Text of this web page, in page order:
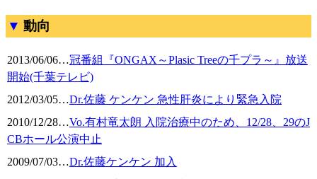
動向
2013/06/06…冠番組『ONGAX～Plasic Treeの千プラ～』放送
開始(千葉テレビ)
2012/03/05…Dr.佐藤 ケンケン 急性肝炎により緊急入院
2010/12/28…Vo.有村竜太朗 入院治療中のため、12/28、29のJ
CBホール公演中止
2009/07/03…Dr.佐藤ケンケン 加入